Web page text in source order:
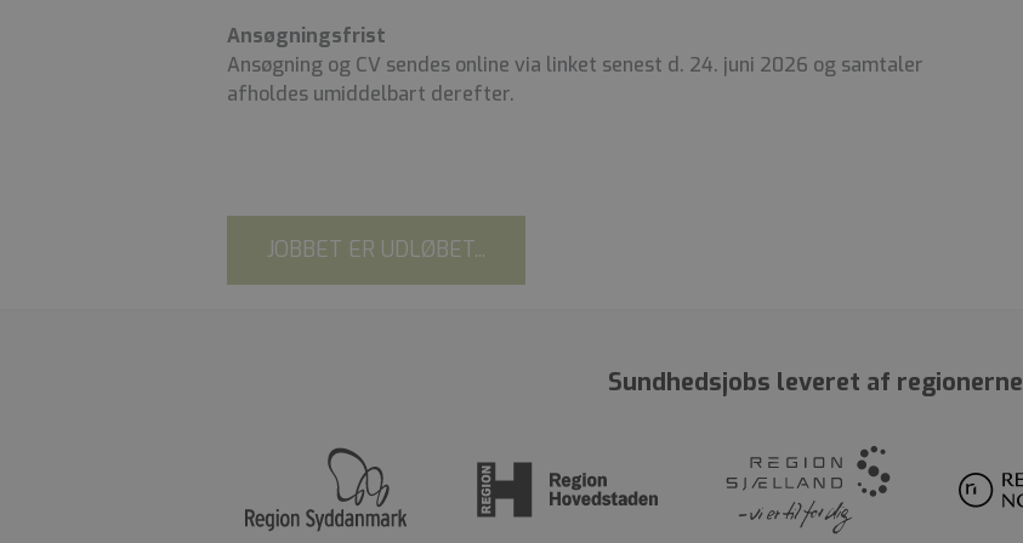
Ansøgningsfrist
Ansøgning og CV sendes online via linket senest d. 24. juni 2026 og samtaler
afholdes umiddelbart derefter.
JOBBET ER UDLØBET...
Sundhedsjobs leveret af regionerne